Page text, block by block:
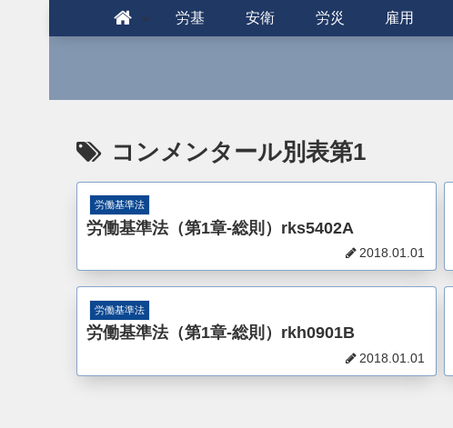
労基 安衛 労災 雇用
コンメンタール別表第1
労働基準法
労働基準法（第1章-総則）rks5402A
2018.01.01
労働基準法
労働基準法（第1章-総則）rkh0901B
2018.01.01